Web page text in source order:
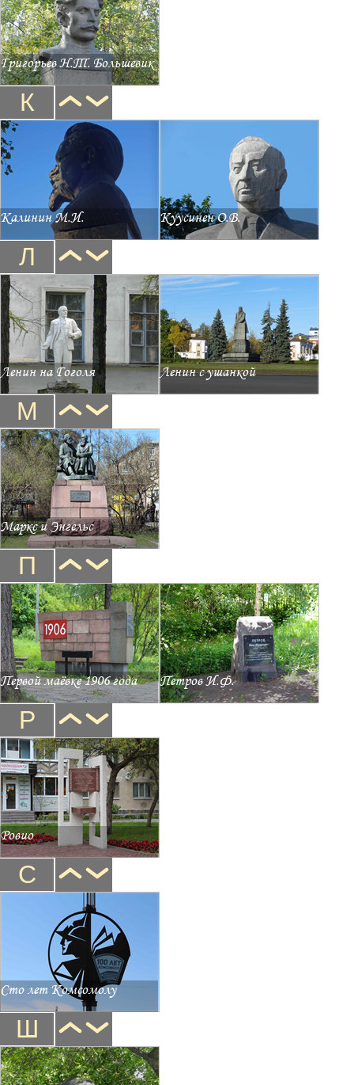
Григорьев Н.Т. Большевик
К
Калинин М.И. Куусинен О.В.
Л
Ленин на Гоголя Ленин с ушанкой
М
Маркс и Энгельс
П
Первой маёвке 1906 года Петров И.Ф.
Р
Ровио
С
Сто лет Комсомолу
Ш